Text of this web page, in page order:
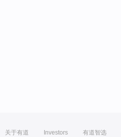
关于有道 Investors 有道智选